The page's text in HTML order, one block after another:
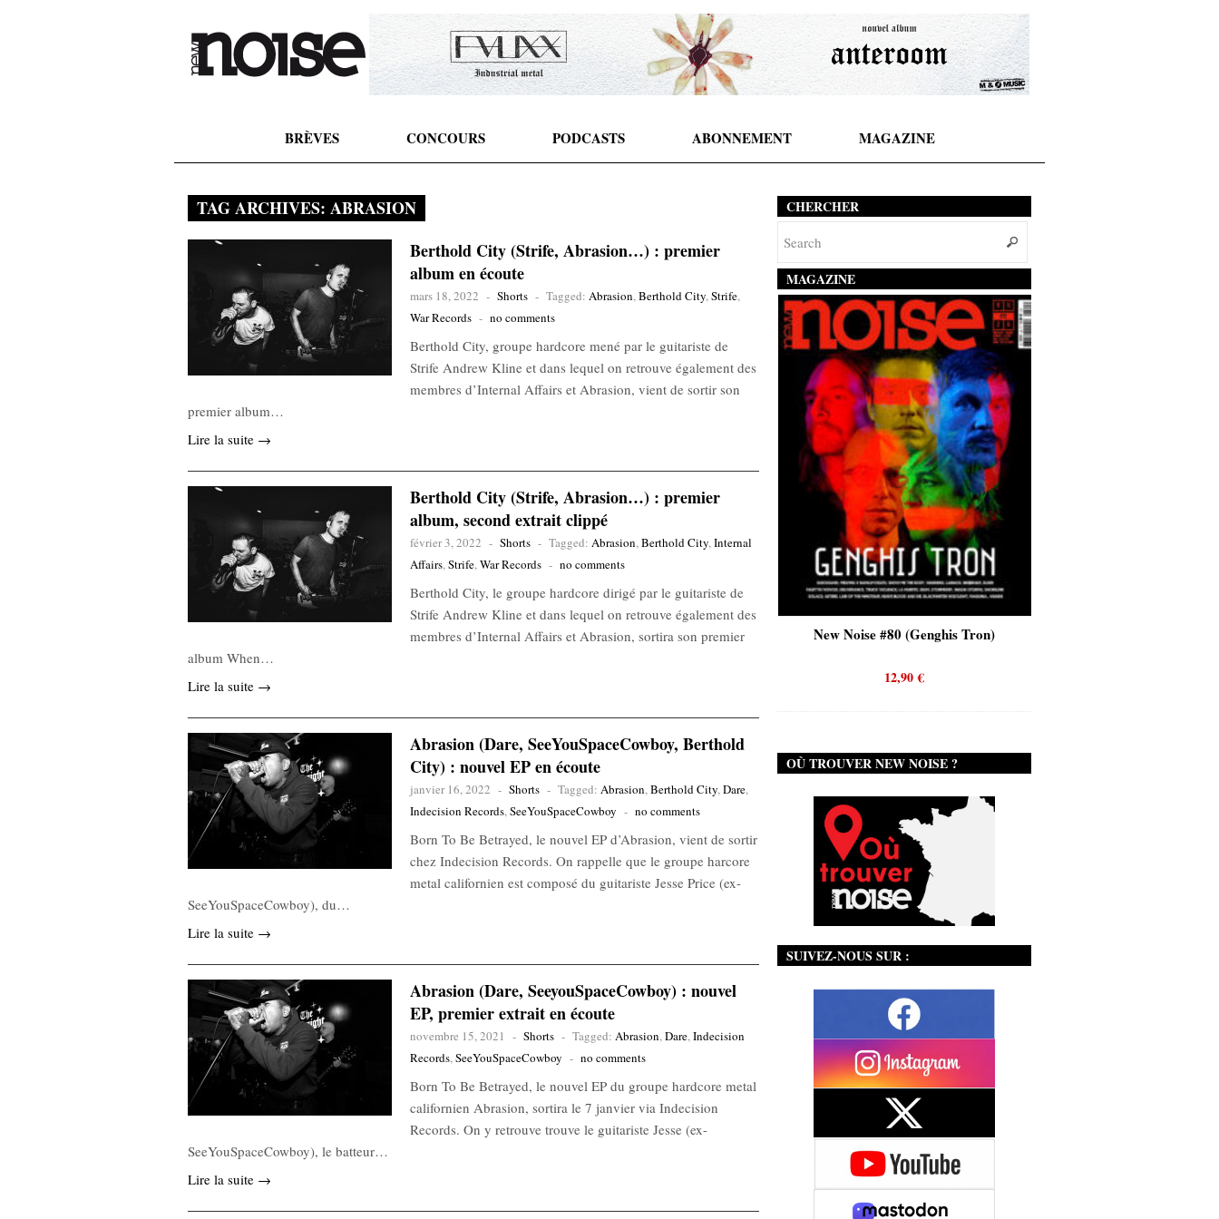
BRÈVES CONCOURS PODCASTS ABONNEMENT MAGAZINE
TAG ARCHIVES: ABRASION
Berthold City (Strife, Abrasion…) : premier
album en écoute
mars 18, 2022 - Shorts - Tagged: Abrasion,Berthold City,Strife,
War Records - no comments
Berthold City, groupe hardcore mené par le guitariste de
Strife Andrew Kline et dans lequel on retrouve également des
membres d’Internal Affairs et Abrasion, vient de sortir son
premier album…
Lire la suite →
Berthold City (Strife, Abrasion…) : premier
album, second extrait clippé
février 3, 2022 - Shorts - Tagged: Abrasion,Berthold City,Internal
Affairs,Strife,War Records - no comments
Berthold City, le groupe hardcore dirigé par le guitariste de
Strife Andrew Kline et dans lequel on retrouve également des
membres d’Internal Affairs et Abrasion, sortira son premier
album When…
Lire la suite →
Abrasion (Dare, SeeYouSpaceCowboy, Berthold
City) : nouvel EP en écoute
janvier 16, 2022 - Shorts - Tagged: Abrasion,Berthold City,Dare,
Indecision Records,SeeYouSpaceCowboy - no comments
Born To Be Betrayed, le nouvel EP d’Abrasion, vient de sortir
chez Indecision Records. On rappelle que le groupe harcore
metal californien est composé du guitariste Jesse Price (ex-
SeeYouSpaceCowboy), du…
Lire la suite →
Abrasion (Dare, SeeyouSpaceCowboy) : nouvel
EP, premier extrait en écoute
novembre 15, 2021 - Shorts - Tagged: Abrasion,Dare,Indecision
Records,SeeYouSpaceCowboy - no comments
Born To Be Betrayed, le nouvel EP du groupe hardcore metal
californien Abrasion, sortira le 7 janvier via Indecision
Records. On y retrouve trouve le guitariste Jesse (ex-
SeeYouSpaceCowboy), le batteur…
Lire la suite →
CHERCHER
MAGAZINE
New Noise #79 (Neurosis) New Noise #80 (Genghis Tron)
12,90€
OÙ TROUVER NEW NOISE ?
SUIVEZ-NOUS SUR :